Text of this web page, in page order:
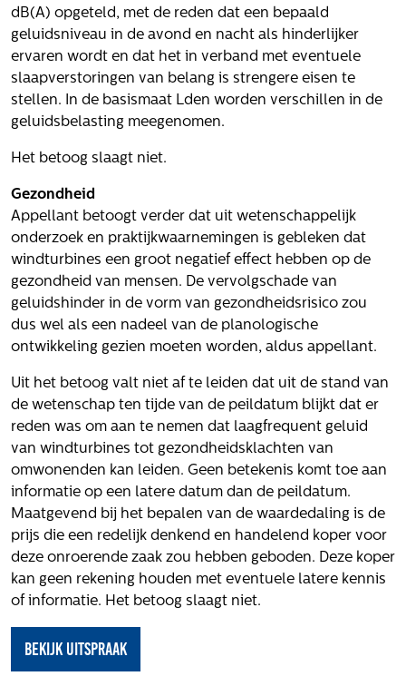
dB(A) opgeteld, met de reden dat een bepaald
geluidsniveau in de avond en nacht als hinderlijker
ervaren wordt en dat het in verband met eventuele
slaapverstoringen van belang is strengere eisen te
stellen. In de basismaat Lden worden verschillen in de
geluidsbelasting meegenomen.
Het betoog slaagt niet.
Gezondheid
Appellant betoogt verder dat uit wetenschappelijk
onderzoek en praktijkwaarnemingen is gebleken dat
windturbines een groot negatief effect hebben op de
gezondheid van mensen. De vervolgschade van
geluidshinder in de vorm van gezondheidsrisico zou
dus wel als een nadeel van de planologische
ontwikkeling gezien moeten worden, aldus appellant.
Uit het betoog valt niet af te leiden dat uit de stand van
de wetenschap ten tijde van de peildatum blijkt dat er
reden was om aan te nemen dat laagfrequent geluid
van windturbines tot gezondheidsklachten van
omwonenden kan leiden. Geen betekenis komt toe aan
informatie op een latere datum dan de peildatum.
Maatgevend bij het bepalen van de waardedaling is de
prijs die een redelijk denkend en handelend koper voor
deze onroerende zaak zou hebben geboden. Deze koper
kan geen rekening houden met eventuele latere kennis
of informatie. Het betoog slaagt niet.
Bekijk uitspraak